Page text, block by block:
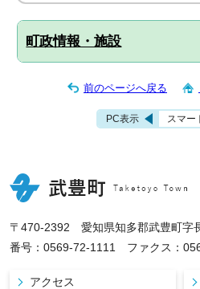
町政情報・施設
前のページへ戻る
PC表示 スマー
〒470-2392 愛知県知多郡武豊町字
番号：0569-72-1111 ファクス：
アクセス